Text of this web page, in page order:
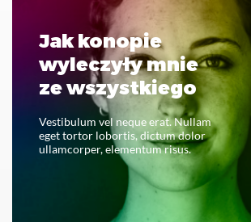
Jak konopie
wyleczyły mnie
ze wszystkiego
Vestibulum vel neque erat. Nullam
eget tortor lobortis, dictum dolor
ullamcorper, elementum risus.
CZYTAJ CAŁOŚĆ